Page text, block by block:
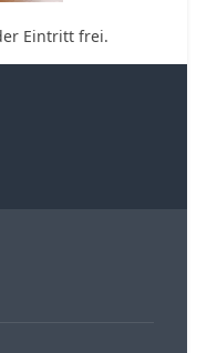
Eintritt frei.